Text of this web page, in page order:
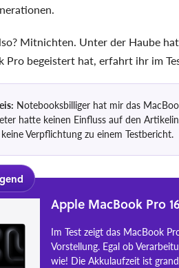
Mitnichten. Unter der Haube
Pro begeistert hat, erfahrt ihr im
Notebooksbilliger hat mir das
hatte keinen Einfluss auf den
Verpflichtung zu einem Testbericht.
Apple MacBook Pro
Im Test zeigt das MacBook
Vorstellung. Egal ob
wie! Die Akkulaufzeit ist